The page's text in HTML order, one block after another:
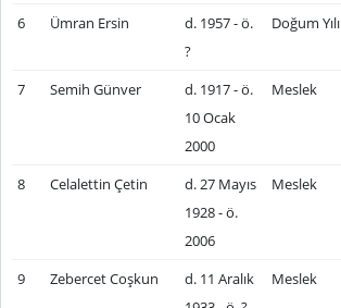
6 Ümran Ersin
d. 1957 - ö.
?
Doğum Yılı
7 Semih Günver
d. 1917 - ö.
10 Ocak
2000
Meslek
8 Celalettin Çetin
d. 27 Mayıs
1928 - ö.
2006
Meslek
9 Zebercet Coşkun
d. 11 Aralık
Meslek